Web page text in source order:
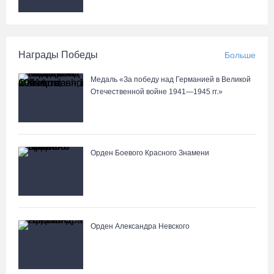
Награды Победы Больше
Медаль «За победу над Германией в Великой
Отечественной войне 1941—1945 гг.»
Орден Боевого Красного Знамени
Орден Александра Невского